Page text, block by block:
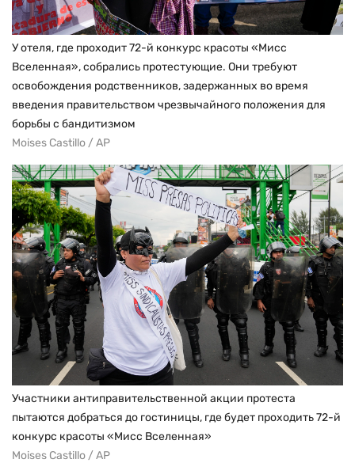
У отеля, где проходит 72-й конкурс красоты «Мисс
Вселенная», собрались протестующие. Они требуют
освобождения родственников, задержанных во время
введения правительством чрезвычайного положения для
борьбы с бандитизмом
Moises Castillo / AP
Участники антиправительственной акции протеста
пытаются добраться до гостиницы, где будет проходить 72-й
конкурс красоты «Мисс Вселенная»
Moises Castillo / AP